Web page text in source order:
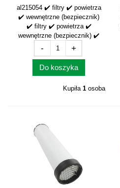
al215054 ✔️ filtry ✔️ powietrza
✔️ wewnętrzne (bezpiecznik)
✔️ filtry ✔️ powietrza ✔️
wewnętrzne (bezpiecznik) ✔️
- +
Do koszyka
Kupiła 1 osoba